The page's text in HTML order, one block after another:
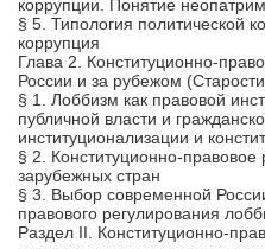
коррупции. Понятие
§ 5. Типология политической
коррупция
Глава 2. Конституционно-
России и за рубежом
§ 1. Лоббизм как правовой
публичной власти и
институционализации и
§ 2. Конституционно-
зарубежных стран
§ 3. Выбор современной
правового регулирования
Раздел II. Конституционно-